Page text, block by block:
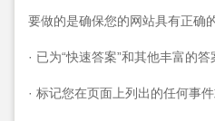
要做的是确保您的网站具有正确
· 已为“快速答案”和其他丰富的
· 标记您在页面上列出的任何事